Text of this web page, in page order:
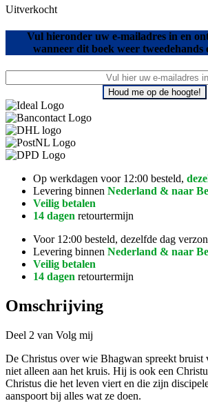
Uitverkocht
Vul hieronder uw e-mailadres in en
wanneer dit boek weer tweedehands
Houd me op de hoogte!
Op werkdagen voor 12:00 besteld,
Levering binnen Nederland & naar
Veilig betalen
14 dagen retourtermijn
Voor 12:00 besteld, dezelfde dag
Levering binnen Nederland & naar
Veilig betalen
14 dagen retourtermijn
Omschrijving
Deel 2 van Volg mij
De Christus over wie Bhagwan spreekt
niet alleen aan het kruis. Hij is ook een
Christus die het leven viert en die zijn
aanspoort bij alles wat ze doen.